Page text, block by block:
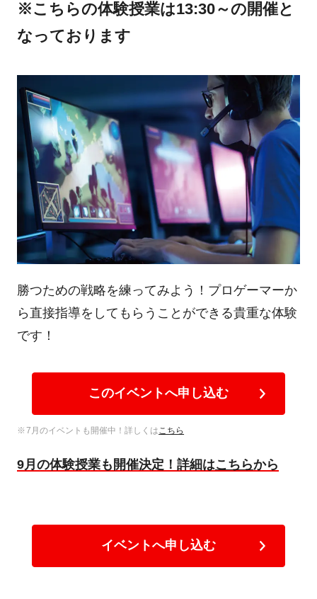
※こちらの体験授業は13:30～の開催と
なっております
勝つための戦略を練ってみよう！プロゲーマーか
ら直接指導をしてもらうことができる貴重な体験
です！
このイベントへ申し込む
7月のイベントも開催中！詳しくは こちら
9月の体験授業も開催決定！詳細はこちらから
イベントへ申し込む